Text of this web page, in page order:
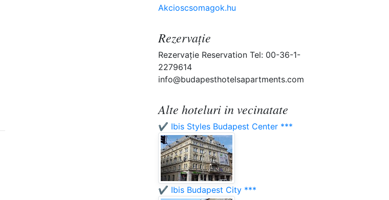
Akcioscsomagok.hu
Rezervaţie
Rezervaţie Reservation Tel: 00-36-1-
2279614
info@budapesthotelsapartments.com
Alte hoteluri in vecinatate
✔️ Ibis Styles Budapest Center ***
✔️ Ibis Budapest City ***